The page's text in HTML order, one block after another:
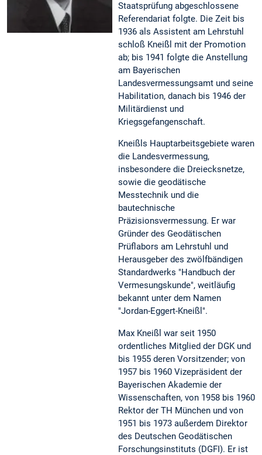
Staatsprüfung abgeschlossene
Referendariat folgte. Die Zeit bis
1936 als Assistent am Lehrstuhl
schloß Kneißl mit der Promotion
ab; bis 1941 folgte die Anstellung
am Bayerischen
Landesvermessungsamt und seine
Habilitation, danach bis 1946 der
Militärdienst und
Kriegsgefangenschaft.
Kneißls Hauptarbeitsgebiete waren
die Landesvermessung,
insbesondere die Dreiecksnetze,
sowie die geodätische
Messtechnik und die
bautechnische
Präzisionsvermessung. Er war
Gründer des Geodätischen
Prüflabors am Lehrstuhl und
Herausgeber des zwölfbändigen
Standardwerks "Handbuch der
Vermesungskunde", weitläufig
bekannt unter dem Namen
"Jordan-Eggert-Kneißl".
Max Kneißl war seit 1950
ordentliches Mitglied der DGK und
bis 1955 deren Vorsitzender; von
1957 bis 1960 Vizepräsident der
Bayerischen Akademie der
Wissenschaften, von 1958 bis 1960
Rektor der TH München und von
1951 bis 1973 außerdem Direktor
des Deutschen Geodätischen
Forschungsinstituts (DGFI). Er ist